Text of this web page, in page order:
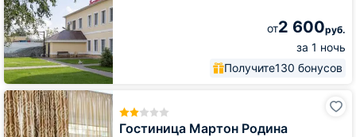
от2 600руб.
за 1 ночь
Получите130 бонусов
Гостиница Мартон Родина
Гостиница
Мартон
Родина